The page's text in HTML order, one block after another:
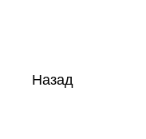
Назад